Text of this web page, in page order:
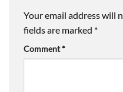
Your email address will
fields are marked *
Comment*